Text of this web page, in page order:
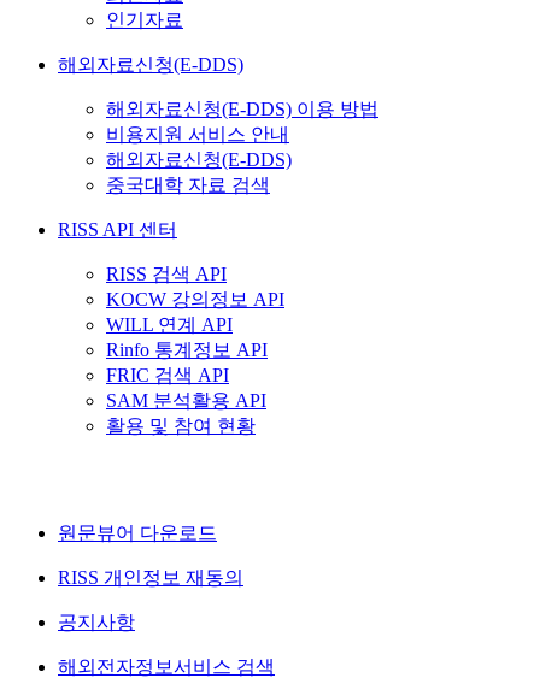
인기자료
해외자료신청(E-DDS)
해외자료신청(E-DDS) 이용 방법
비용지원 서비스 안내
해외자료신청(E-DDS)
중국대학 자료 검색
RISS API 센터
RISS 검색 API
KOCW 강의정보 API
WILL 연계 API
Rinfo 통계정보 API
FRIC 검색 API
SAM 분석활용 API
활용 및 참여 현황
원문뷰어 다운로드
RISS 개인정보 재동의
공지사항
해외전자정보서비스 검색